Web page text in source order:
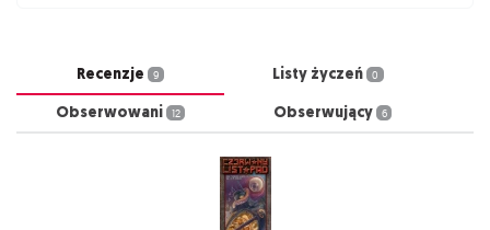
Recenzje 9 Listy życzeń 0
Obserwowani 12 Obserwujący 6